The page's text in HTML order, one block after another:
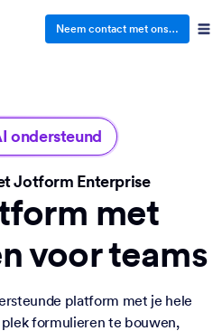
Neem contact met ons op
ondersteund
Jotform Enterprise
met
voor teams
platform met je hele
formulieren te bouwen,